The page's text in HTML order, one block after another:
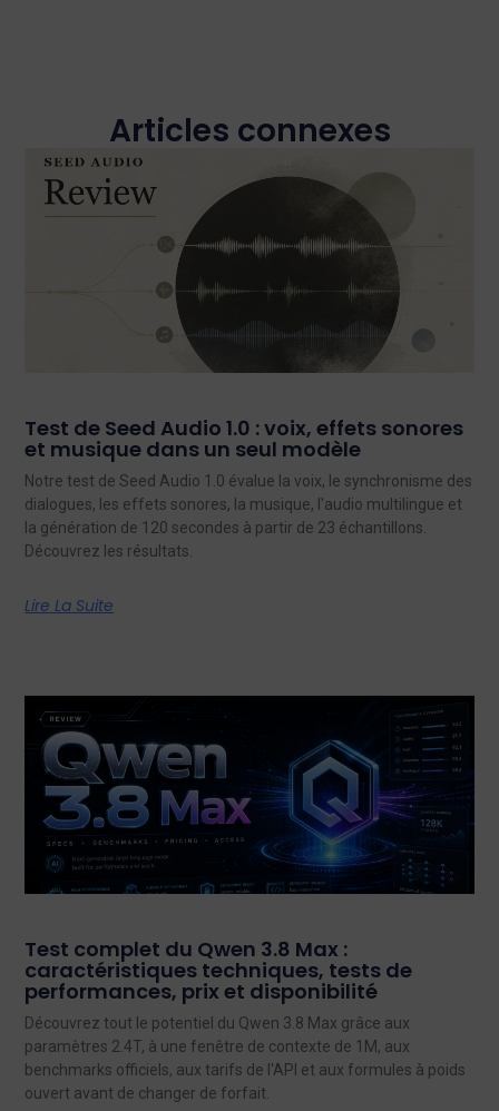
Articles connexes
Test de Seed Audio 1.0 : voix, effets sonores
et musique dans un seul modèle
Notre test de Seed Audio 1.0 évalue la voix, le synchronisme des
dialogues, les effets sonores, la musique, l'audio multilingue et
la génération de 120 secondes à partir de 23 échantillons.
Découvrez les résultats.
Lire La Suite
Test complet du Qwen 3.8 Max :
caractéristiques techniques, tests de
performances, prix et disponibilité
Découvrez tout le potentiel du Qwen 3.8 Max grâce aux
paramètres 2.4T, à une fenêtre de contexte de 1M, aux
benchmarks officiels, aux tarifs de l'API et aux formules à poids
ouvert avant de changer de forfait.